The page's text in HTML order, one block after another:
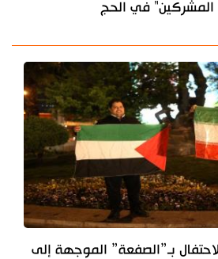
المشركين" في الحج
بـ”الصفعة” الموجهة إلى